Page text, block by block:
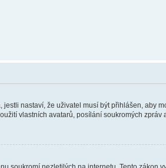
nastaví, že uživatel musí být přihlášen, aby
vlastních avatarů, posílání soukromých